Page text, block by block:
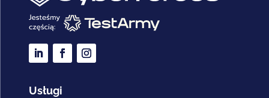
Usługi